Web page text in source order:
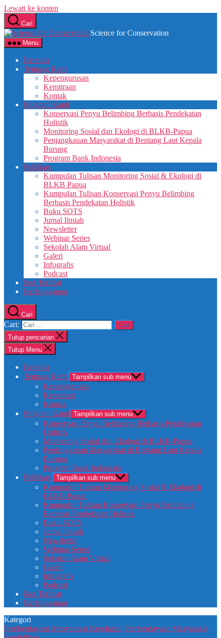
Lewati ke konten
Cari
Science for Conservation
Menu
Beranda
Tentang Kami
Kepengurusan
Kemitraan
Kontak
Program Kami
Konservasi Penyu Belimbing Berbasis Pendekatan
Holistik
Monitoring Sosial dan Ekologi di BLKB-Papua
Penjangkauan Masyarakat di Bentang Laut Kepala
Burung
Program Bank Indonesia
Publikasi
Kumpulan Tulisan Monitoring Sosial & Ekologi di
BLKB Papua
Kumpulan Tulisan Konservasi Penyu Belimbing
Berbasis Pendekatan Holistik
Buku SOTS
Jurnal Ilmiah
Newsletter
Webinar Series
Sekolah Alam Virtual
Galeri
Infografis
Podcast
Ikut Terlibat
Berlangganan
Cari
Cari:
Tutup pencarian
Tutup Menu
Beranda
Tentang Kami Tampilkan sub menu
Kepengurusan
Kemitraan
Kontak
Program Kami Tampilkan sub menu
Konservasi Penyu Belimbing Berbasis Pendekatan
Holistik
Monitoring Sosial dan Ekologi di BLKB-Papua
Penjangkauan Masyarakat di Bentang Laut Kepala
Burung
Program Bank Indonesia
Publikasi Tampilkan sub menu
Kumpulan Tulisan Monitoring Sosial & Ekologi di
BLKB Papua
Kumpulan Tulisan Konservasi Penyu Belimbing
Berbasis Pendekatan Holistik
Buku SOTS
Jurnal Ilmiah
Newsletter
Webinar Series
Sekolah Alam Virtual
Galeri
Infografis
Podcast
Ikut Terlibat
Berlangganan
Kategori
Pemberdayaan Masyarakat Kesehatan Pemberdayaan Masyarakat